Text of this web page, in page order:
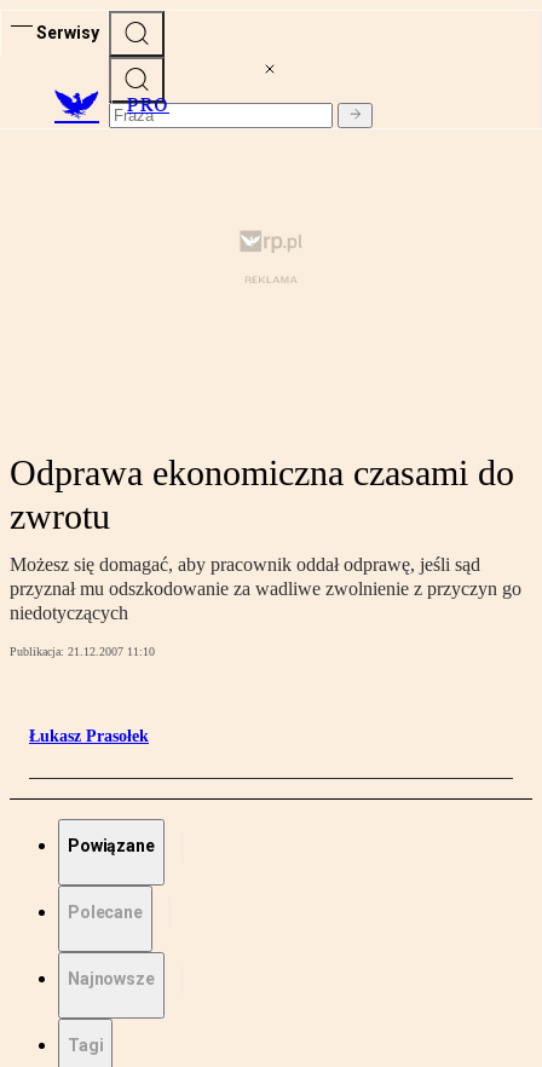
Serwisy
PRO
Odprawa ekonomiczna czasami do
zwrotu
Możesz się domagać, aby pracownik oddał odprawę, jeśli sąd
przyznał mu odszkodowanie za wadliwe zwolnienie z przyczyn go
niedotyczących
Publikacja: 21.12.2007 11:10
Łukasz Prasołek
Powiązane
Polecane
Najnowsze
Tagi